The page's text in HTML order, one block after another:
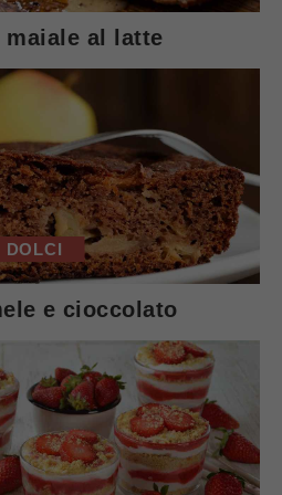
al latte
DOLCI
e cioccolato